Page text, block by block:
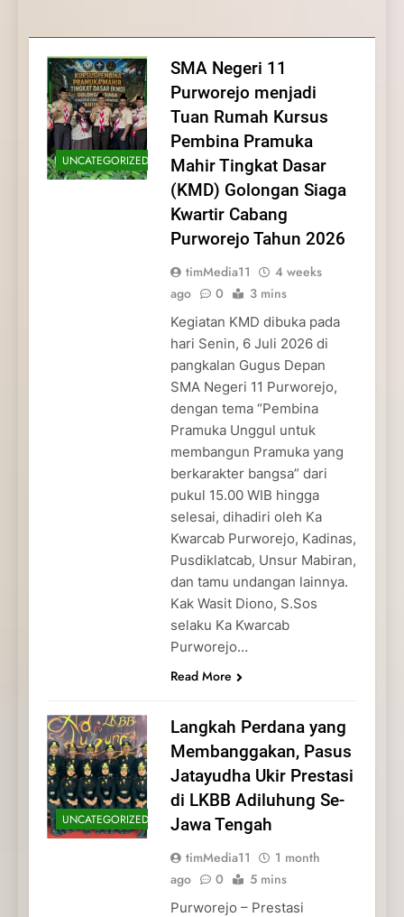
dan Pengabdian Generasi
Pramuka
Pramuka
Kepedulian
UNCATEGORIZED
SMA Negeri 11
Purworejo menjadi
Tuan Rumah Kursus
Pembina Pramuka
Mahir Tingkat Dasar
(KMD) Golongan Siaga
Kwartir Cabang
Purworejo Tahun 2026
timMedia11
4 weeks
ago
0 3 mins
Kegiatan KMD dibuka pada
hari Senin, 6 Juli 2026 di
pangkalan Gugus Depan
SMA Negeri 11 Purworejo,
dengan tema “Pembina
Pramuka Unggul untuk
membangun Pramuka yang
berkarakter bangsa” dari
pukul 15.00 WIB hingga
selesai, dihadiri oleh Ka
Kwarcab Purworejo, Kadinas,
Pusdiklatcab, Unsur Mabiran,
dan tamu undangan lainnya.
Kak Wasit Diono, S.Sos
selaku Ka Kwarcab
Purworejo…
Read More
UNCATEGORIZED
Langkah Perdana yang
Membanggakan, Pasus
Jatayudha Ukir Prestasi
di LKBB Adiluhung Se-
Jawa Tengah
timMedia11
1 month
ago
0 5 mins
Purworejo – Prestasi